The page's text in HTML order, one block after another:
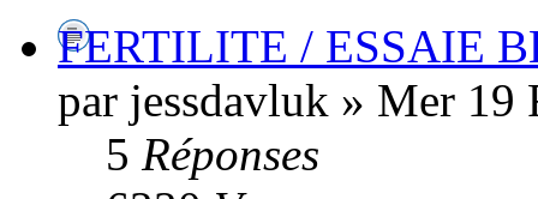
FERTILITE / ESSAIE
par jessdavluk » Mer 19
5 Réponses